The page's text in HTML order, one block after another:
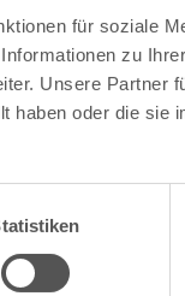
für soziale
zu
Unsere Partner
haben oder die sie